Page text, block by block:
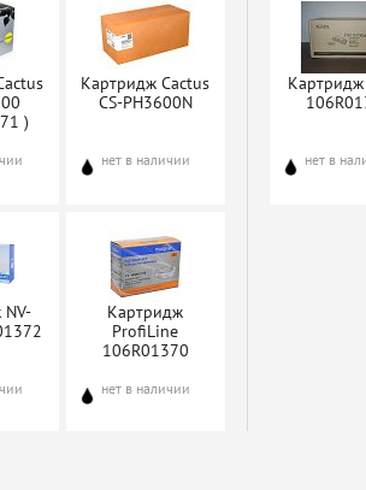
)
Картридж Cactus
CS-PH3600N
нет в наличии
Картридж
ProfiLine
106R01370
нет в наличии
нет в